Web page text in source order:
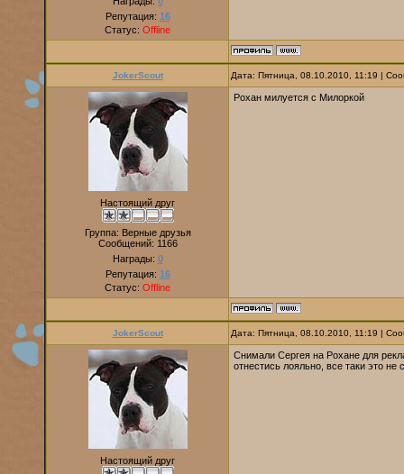
Репутация: 16
Статус: Offline
JokerScout Дата: Пятница, 08.10.2010, 11:19 |
Настоящий друг
Группа: Верные друзья
Сообщений: 1166
Награды: 0
Репутация: 16
Статус: Offline
Рохан милуется с Милоркой
JokerScout Дата: Пятница, 08.10.2010, 11:19 |
Настоящий друг
Снимали Сергея на Рохане для
отнестись лояльно, все таки это